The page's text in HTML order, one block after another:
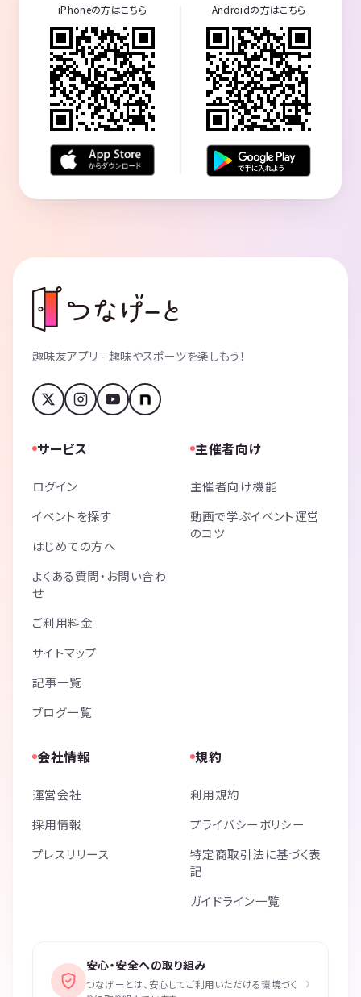
iPhoneの方はこちら Androidの方はこちら
趣味友アプリ - 趣味やスポーツを楽しもう！
サービス
ログイン
イベントを探す
はじめての方へ
よくある質問・お問い合わ
せ
ご利用料金
サイトマップ
記事一覧
ブログ一覧
主催者向け
主催者向け機能
動画で学ぶイベント運営
のコツ
会社情報
運営会社
採用情報
プレスリリース
規約
利用規約
プライバシーポリシー
特定商取引法に基づく表
記
ガイドライン一覧
安心・安全への取り組み
つなげーとは、安心してご利用いただける環境づく
›